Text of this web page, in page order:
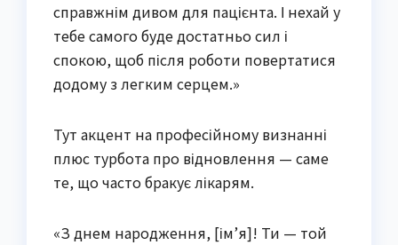
справжнім дивом для пацієнта. І нехай у
тебе самого буде достатньо сил і
спокою, щоб після роботи повертатися
додому з легким серцем.»
Тут акцент на професійному визнанні
плюс турбота про відновлення — саме
те, що часто бракує лікарям.
«З днем народження, [ім’я]! Ти — той